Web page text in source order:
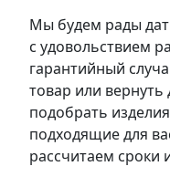
Мы будем рады
с удовольствием
гарантийный
товар или
подобрать
подходящие для
рассчитаем сроки